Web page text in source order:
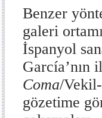
Benzer
galeri
İspanyol
García’nın
Coma/
gözetime